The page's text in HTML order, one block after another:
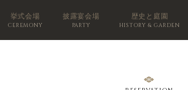
挙式会場
CEREMONY
披露宴会場
PARTY
歴史と庭園
HISTORY & GARDEN